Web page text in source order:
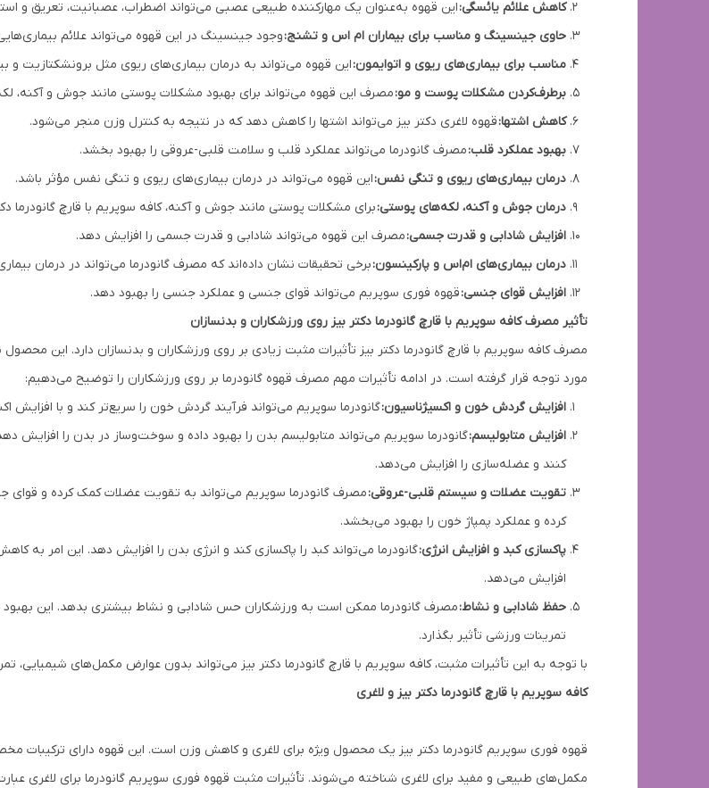
کاهش علائم یائسگی:این قهوه به‌عنوان یک مهارکننده طبیعی عصبی می‌تواند اضطراب، عصبانیت، تعریق و
حاوی جینسینگ و مناسب برای بیماران ام اس و تشنج:وجود جینسینگ در این قهوه می‌تواند علائم
مناسب برای بیماری‌های ریوی و اتوایمون:این قهوه می‌تواند به درمان بیماری‌های ریوی مثل برونشکتازیت و
برطرف‌کردن مشکلات پوست و مو:مصرف این قهوه می‌تواند برای بهبود مشکلات پوستی مانند جوش و آکنه،
کاهش اشتها:قهوه لاغری دکتر بیز می‌تواند اشتها را کاهش دهد که در نتیجه به کنترل وزن منجر می‌شود.
بهبود عملکرد قلب:مصرف گانودرما می‌تواند عملکرد قلب و سلامت قلبی-عروقی را بهبود بخشد.
درمان بیماری‌های ریوی و تنگی نفس:این قهوه می‌تواند در درمان بیماری‌های ریوی و تنگی نفس مؤثر باشد.
درمان جوش و آکنه، لکه‌های پوستی:برای مشکلات پوستی مانند جوش و آکنه، کافه سوپریم با قارچ
افزایش شادابی و قدرت جسمی:مصرف این قهوه می‌تواند شادابی و قدرت جسمی را افزایش دهد.
درمان بیماری‌های ام‌اس و پارکینسون:برخی تحقیقات نشان داده‌اند که مصرف گانودرما می‌تواند در درمان
افزایش قوای جنسی:قهوه فوری سوپریم می‌تواند قوای جنسی و عملکرد جنسی را بهبود دهد.
تأثیر مصرف کافه سوپریم با قارچ گانودرما دکتر بیز روی ورزشکاران و بدنسازان
مصرف کافه سوپریم با قارچ گانودرما دکتر بیز تأثیرات مثبت زیادی بر روی ورزشکاران و بدنسازان دارد. این
مورد توجه قرار گرفته است. در ادامه تأثیرات مهم مصرف قهوه گانودرما بر روی ورزشکاران را توضیح می‌دهیم:
افزایش گردش خون و اکسیژناسیون:گانودرما سوپریم می‌تواند فرآیند گردش خون را سریع‌تر کند و با افزایش
افزایش متابولیسم:گانودرما سوپریم می‌تواند متابولیسم بدن را بهبود داده و سوخت‌وساز در بدن را افزایش
کنند و عضله‌سازی را افزایش می‌دهد.
تقویت عضلات و سیستم قلبی-عروقی:مصرف گانودرما سوپریم می‌تواند به تقویت عضلات کمک کرده و
کرده و عملکرد پمپاژ خون را بهبود می‌بخشد.
پاکسازی کبد و افزایش انرژی:گانودرما می‌تواند کبد را پاکسازی کند و انرژی بدن را افزایش دهد. این امر
افزایش می‌دهد.
حفظ شادابی و نشاط:مصرف گانودرما ممکن است به ورزشکاران حس شادابی و نشاط بیشتری بدهد. این بهبود
تمرینات ورزشی تأثیر بگذارد.
با توجه به این تأثیرات مثبت، کافه سوپریم با قارچ گانودرما دکتر بیز می‌تواند بدون عوارض مکمل‌های شیمیایی،
کافه سوپریم با قارچ گانودرما دکتر بیز و لاغری
قهوه فوری سوپریم گانودرما دکتر بیز یک محصول ویژه برای لاغری و کاهش وزن است. این قهوه دارای ترکیبات
مکمل‌های طبیعی و مفید برای لاغری شناخته می‌شوند. تأثیرات مثبت قهوه فوری سوپریم گانودرما برای لاغری